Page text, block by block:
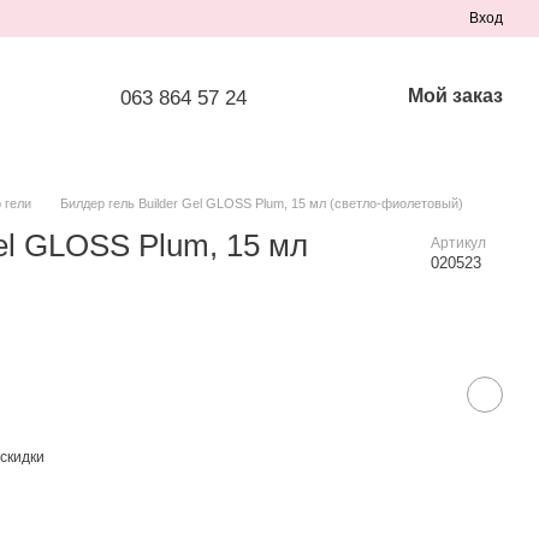
Вход
063 864 57 24 Мой заказ
гели Билдер гель Builder Gel GLOSS Plum, 15 мл (светло-фиолетовый)
GLOSS Plum, 15 мл Артикул
020523